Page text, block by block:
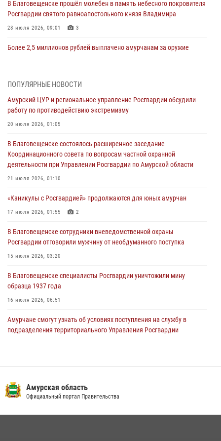
В Благовещенске прошёл молебен в память небесного покровителя
Росгвардии святого равноапостольного князя Владимира
28 июля 2026, 09:01 3
Более 2,5 миллионов рублей выплачено амурчанам за оружие
Росгвардии Амурской области в период с 20 по 26 июля 2026 года
27 июля 2026, 06:28
охраны
23 июля 2026, 07:49
Амурчане смогут узнать об условиях поступления на службу в
23 июля 2026, 00:00
Координационного совета по вопросам частной охранной
деятельности при Управлении Росгвардии по Амурской области
21 июля 2026, 01:10
ПОПУЛЯРНЫЕ НОВОСТИ
Амурский ЦУР и региональное управление Росгвардии обсудили
работу по противодействию экстремизму
20 июля 2026, 01:05
В Благовещенске состоялось расширенное заседание
Координационного совета по вопросам частной охранной
деятельности при Управлении Росгвардии по Амурской области
21 июля 2026, 01:10
«Каникулы с Росгвардией» продолжаются для юных амурчан
17 июля 2026, 01:55 2
В Благовещенске сотрудники вневедомственной охраны
Росгвардии отговорили мужчину от необдуманного поступка
15 июля 2026, 03:20
В Благовещенске специалисты Росгвардии уничтожили мину
образца 1937 года
16 июля 2026, 06:51
Амурчане смогут узнать об условиях поступления на службу в
подразделения территориального Управления Росгвардии
28 июля 2026, 09:01 3
Амурская область
Официальный портал Правительства